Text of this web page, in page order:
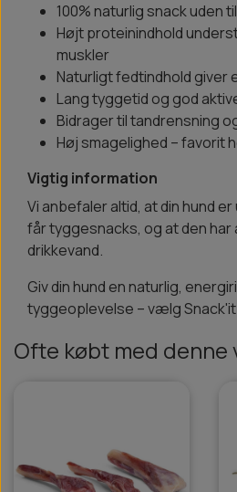
100% naturlig snack
Højt proteinindhold
muskler
Naturligt fedtindhold giver
Lang tyggetid og god
Bidrager til tandrensning
Høj smagelighed – favorit
Vigtig information
Vi anbefaler altid, at din hund
får tyggesnacks, og at den har
drikkevand.
Giv din hund en naturlig,
tyggeoplevelse – vælg Snack'it
Ofte købt med denne